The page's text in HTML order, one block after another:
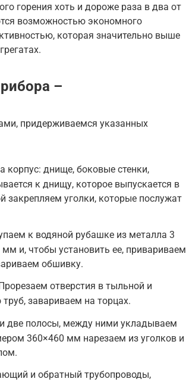
горения хоть и дороже раза в два от
возможностью экономного
которая значительно выше
–
придерживаемся указанных
корпус: днище, боковые стенки,
к днищу, которое выпускается в
закрепляем уголки, которые послужат
к водяной рубашке из металла 3
и, чтобы установить ее, привариваем
обшивку.
отверстия в тыльной и
завариваем на торцах.
две полосы, между ними укладываем
360×460 мм нарезаем из уголков и
и обратный трубопроводы,